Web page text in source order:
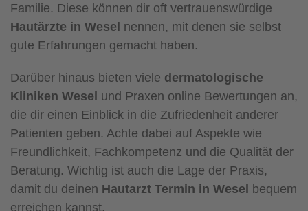
Familie. Diese können dir oft vertrauenswürdige
Hautärzte in Wesel nennen, mit denen sie selbst
gute Erfahrungen gemacht haben.
Darüber hinaus bieten viele dermatologische
Kliniken Wesel und Praxen online Bewertungen an,
die dir einen Einblick in die Zufriedenheit anderer
Patienten geben. Achte dabei auf Aspekte wie
Freundlichkeit, Fachkompetenz und die Qualität der
Beratung. Wichtig ist auch die Lage der Praxis,
damit du deinen Hautarzt Termin in Wesel bequem
erreichen kannst.